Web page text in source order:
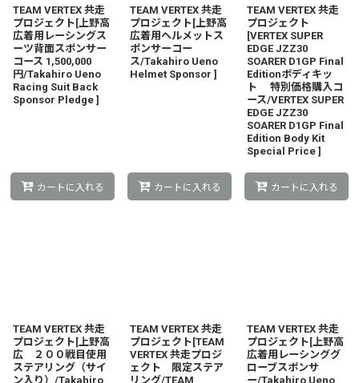
TEAM VERTEX 共走
プロジェクト[上野高
広着用レーシングス
ーツ背面スポンサー
コース 1,500,000
円/Takahiro Ueno
Racing Suit Back
Sponsor Pledge ]
カートに入れる
TEAM VERTEX 共走
プロジェクト[上野高
広着用ヘルメットス
ポンサーコー
ス/Takahiro Ueno
Helmet Sponsor ]
カートに入れる
TEAM VERTEX 共走
プロジェクト
[VERTEX SUPER
EDGE JZZ30
SOARER D1GP Final
Editionボディキッ
ト 特別価格購入コ
ース/VERTEX SUPER
EDGE JZZ30
SOARER D1GP Final
Edition Body Kit
Special Price ]
カートに入れる
TEAM VERTEX 共走
プロジェクト[上野高
広 ２００戦目使用
ステアリング（サイ
ン入り）/Takahiro
TEAM VERTEX 共走
プロジェクト[TEAM
VERTEX 共走プロジ
ェクト 限定ステア
リング/TEAM
TEAM VERTEX 共走
プロジェクト[上野高
広着用レーシンググ
ローブスポンサ
ー/Takahiro Ueno